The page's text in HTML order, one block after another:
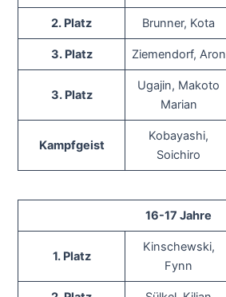
2. Platz Brunner, Kota
3. Platz Ziemendorf, Aron
3. Platz
Ugajin, Makoto
Marian
Kampfgeist
Kobayashi,
Soichiro
16-17 Jahre
1. Platz
Kinschewski,
Fynn